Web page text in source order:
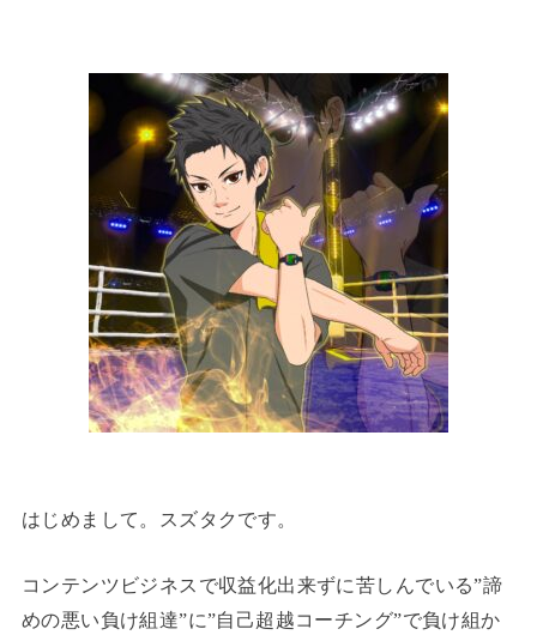
はじめまして。スズタクです。
コンテンツビジネスで収益化出来ずに苦しんでいる”諦
めの悪い負け組達”に”自己超越コーチング”で負け組か